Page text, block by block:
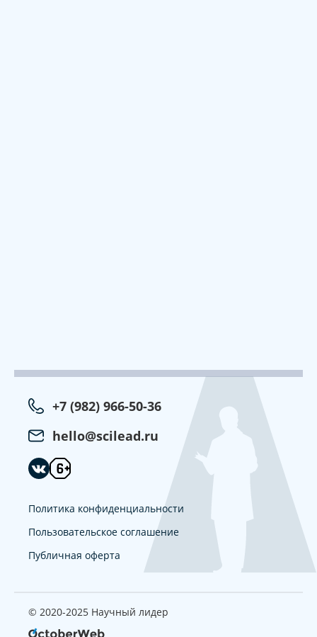
+7 (982) 966-50-36
hello@scilead.ru
Политика конфиденциальности
Пользовательское соглашение
Публичная оферта
© 2020-2025 Научный лидер